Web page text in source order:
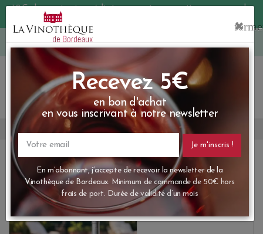
10€ de remise immédiate sur votre première commande
Une question ?
Accueil Actualités Vins rosés 2025
Vins rosés 2025
Recevez 5€
en bon d'achat
en vous inscrivant à notre newsletter
email
En m’abonnant, j’accepte de recevoir la newsletter de la
Vinothèque de Bordeaux.Minimum de commande de 50€
frais de port. Durée de validité d’un mois